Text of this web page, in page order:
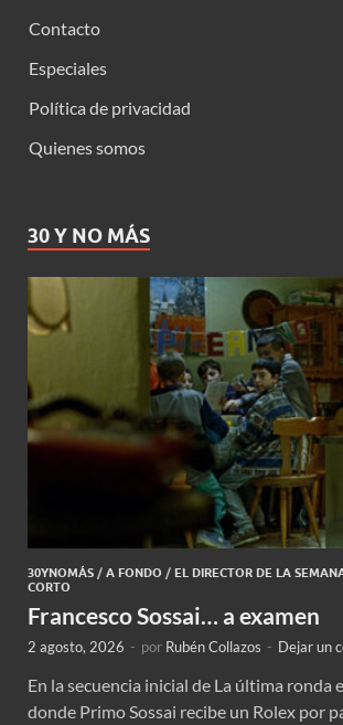
Contacto
Especiales
Política de privacidad
Quienes somos
30 Y NO MÁS
30YNOMÁS / A FONDO / EL DIRECTOR DE LA
CORTO
Francesco Sossai… a examen
2 agosto, 2026 - por Rubén Collazos - Dejar un
En la secuencia inicial de La última ronda
donde Primo Sossai recibe un Rolex por